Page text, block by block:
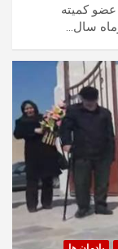
عضو کمیته
سال…